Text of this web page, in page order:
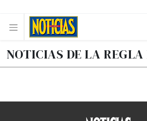
NOTICIAS DE LA REGLA